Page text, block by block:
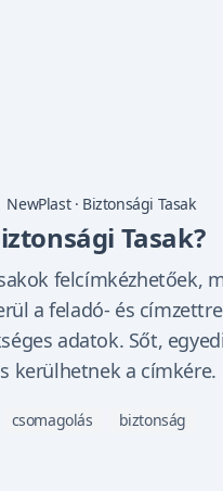
NewPlast· Biztonsági Tasak
Tasak?
felcímkézhetőek,
a feladó- és címzettre
adatok. Sőt,
kerülhetnek a címkére.
csomagolás biztonság